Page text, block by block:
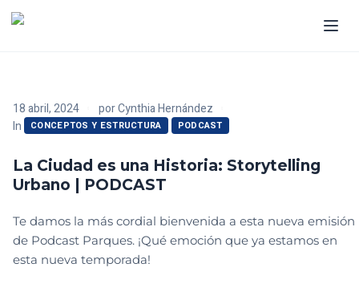
18 abril, 2024 porCynthia Hernández
In
CONCEPTOS Y ESTRUCTURA PODCAST
La Ciudad es una Historia: Storytelling
Urbano | PODCAST
Te damos la más cordial bienvenida a esta nueva emisión
de Podcast Parques. ¡Qué emoción que ya estamos en
esta nueva temporada!